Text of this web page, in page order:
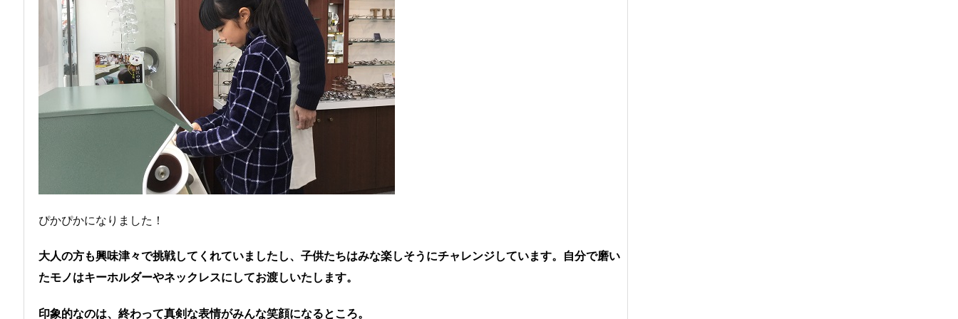
ぴかぴかになりました！
大人の方も興味津々で挑戦してくれていましたし、子供たちはみな楽しそうにチャレンジしています。自分で磨い
たモノはキーホルダーやネックレスにしてお渡しいたします。
印象的なのは、終わって真剣な表情がみんな笑顔になるところ。